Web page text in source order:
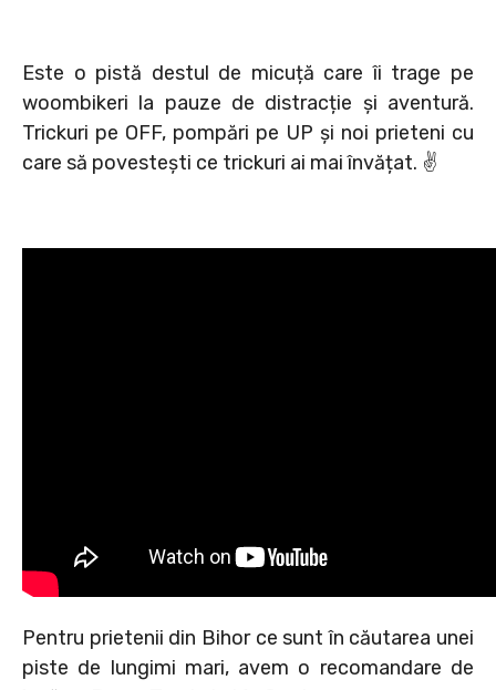
Este o pistă destul de micuță care îi trage pe
woombikeri la pauze de distracție și aventură.
Trickuri pe OFF, pompări pe UP și noi prieteni cu
care să povestești ce trickuri ai mai învățat. ✌
Pentru prietenii din Bihor ce sunt în căutarea unei
piste de lungimi mari, avem o recomandare de